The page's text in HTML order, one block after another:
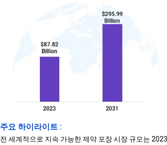
주요 하이라이트 :
전 세계적으로 지속 가능한 제약 포장 시장 규모는